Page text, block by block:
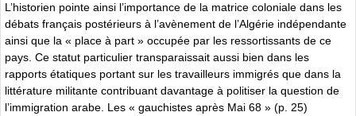
L’historien pointe ainsi l’importance de la matrice coloniale dans les
débats français postérieurs à l’avènement de l’Algérie indépendante
ainsi que la « place à part » occupée par les ressortissants de ce
pays. Ce statut particulier transparaissait aussi bien dans les
rapports étatiques portant sur les travailleurs immigrés que dans la
littérature militante contribuant davantage à politiser la question de
l’immigration arabe. Les « gauchistes après Mai 68 » (p. 25)